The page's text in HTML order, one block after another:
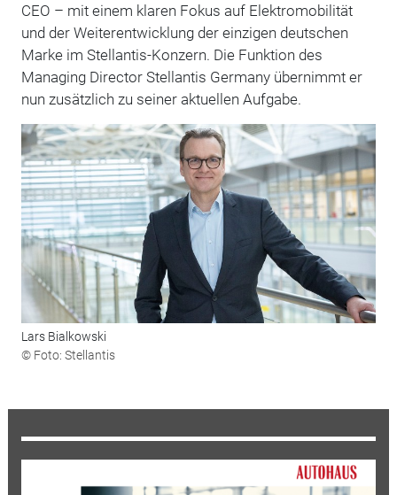
CEO – mit einem klaren Fokus auf Elektromobilität
und der Weiterentwicklung der einzigen deutschen
Marke im Stellantis-Konzern. Die Funktion des
Managing Director Stellantis Germany übernimmt er
nun zusätzlich zu seiner aktuellen Aufgabe.
Lars Bialkowski
© Foto: Stellantis